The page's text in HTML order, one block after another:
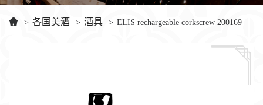
> 各国美酒 > 酒具 > ELIS rechargeable corkscrew 200169